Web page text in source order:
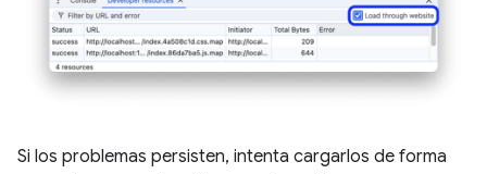
Si los problemas persisten, intenta cargarlos de forma